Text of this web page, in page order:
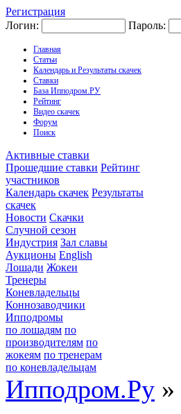
Регистрация
Логин:
Пароль:
Главная
Статьи
Календарь и Результаты скачек
Ставки
База Ипподром.РУ
Рейтинг
Видео скачек
Форум
Поиск
Активные ставки
Прошедшие ставки Рейтинг
участников
Календарь скачек Результаты
скачек
Новости Скачки
Случной сезон
Индустрия Зал славы
Аукционы English
Лошади Жокеи
Тренеры
Коневладельцы
Коннозаводчики
Ипподромы
по лошадям по
производителям по
жокеям по тренерам
по коневладельцам
Ипподром.Ру »